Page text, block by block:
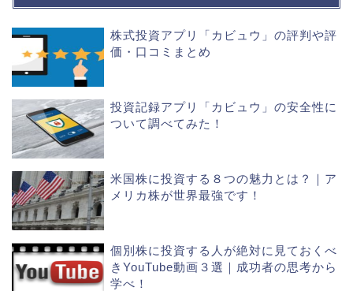
株式投資アプリ「カビュウ」の評判や評
価・口コミまとめ
投資記録アプリ「カビュウ」の安全性に
ついて調べてみた！
米国株に投資する８つの魅力とは？｜ア
メリカ株が世界最強です！
個別株に投資する人が絶対に見ておくべ
きYouTube動画３選｜成功者の思考から
学べ！